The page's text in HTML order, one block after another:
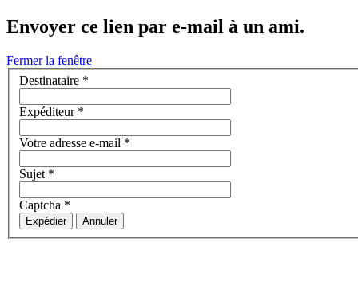
Envoyer ce lien par e-mail à un ami.
Fermer la fenêtre
Destinataire *
Expéditeur*
Votre adresse e-mail *
Sujet*
Captcha *
Expédier Annuler